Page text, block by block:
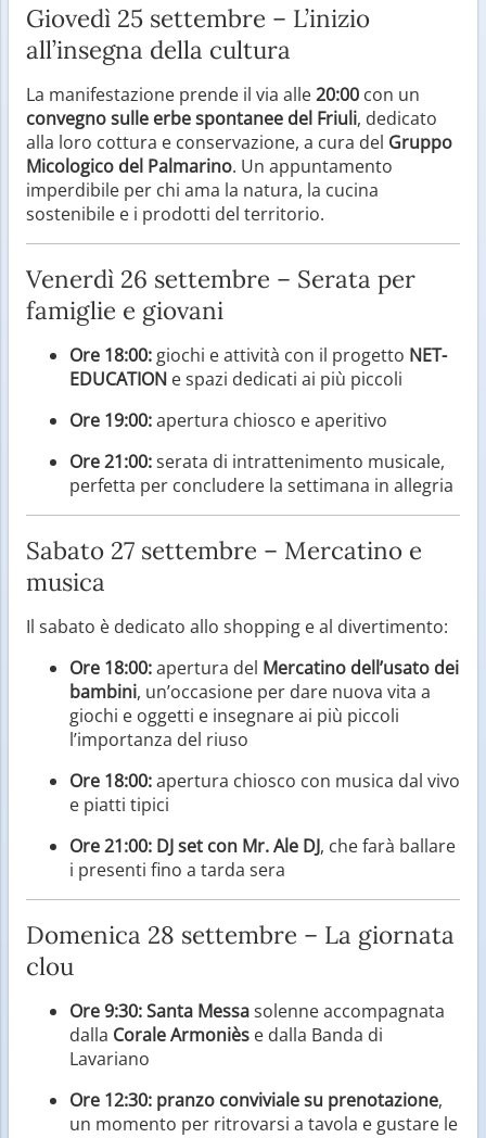
Giovedì 25 settembre – L’inizio
all’insegna della cultura
La manifestazione prende il via alle20:00 con un
convegno sulle erbe spontanee del Friuli, dedicato
alla loro cottura e conservazione, a cura del Gruppo
Micologico del Palmarino. Un appuntamento
imperdibile per chi ama la natura, la cucina
sostenibile e i prodotti del territorio.
Venerdì 26 settembre – Serata per
famiglie e giovani
Ore 18:00: giochi e attività con il progetto NET-
EDUCATION e spazi dedicati ai più piccoli
Ore 19:00:apertura chiosco e aperitivo
Ore 21:00:serata di intrattenimento musicale,
perfetta per concludere la settimana in allegria
Sabato 27 settembre – Mercatino e
musica
Il sabato è dedicato allo shopping e al divertimento:
Ore 18:00:apertura del Mercatino dell’usato dei
bambini, un’occasione per dare nuova vita a
giochi e oggetti e insegnare ai più piccoli
l’importanza del riuso
Ore 18:00:apertura chiosco con musica dal vivo
e piatti tipici
Ore 21:00: DJ set con Mr. Ale DJ, che farà ballare
i presenti fino a tarda sera
Domenica 28 settembre – La giornata
clou
Ore 9:30:Santa Messasolenne accompagnata
dalla Corale Armoniès e dalla Banda di
Lavariano
Ore 12:30: pranzo conviviale su prenotazione,
un momento per ritrovarsi a tavola e gustare le